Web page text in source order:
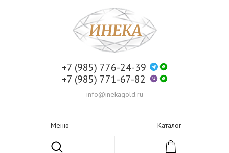
+7 (985) 776-24-39
+7 (985) 771-67-82
info@inekagold.ru
Меню Каталог